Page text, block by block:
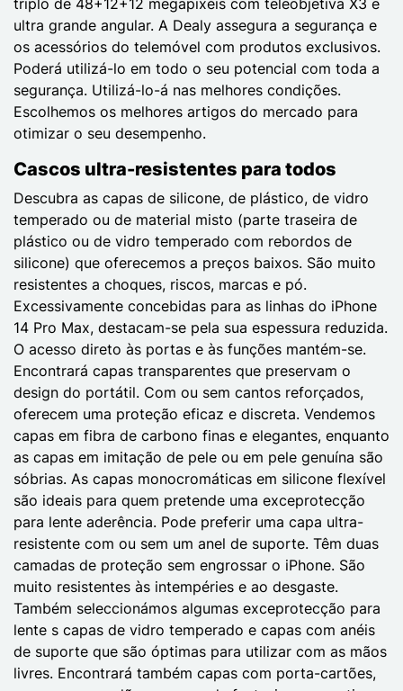
ultra grande angular. A Dealy assegura a segurança e
os acessórios do telemóvel com produtos exclusivos.
Poderá utilizá-lo em todo o seu potencial com toda a
segurança. Utilizá-lo-á nas melhores condições.
Escolhemos os melhores artigos do mercado para
otimizar o seu desempenho.
Cascos ultra-resistentes para todos
Descubra as capas de silicone, de plástico, de vidro
temperado ou de material misto (parte traseira de
plástico ou de vidro temperado com rebordos de
silicone) que oferecemos a preços baixos. São muito
resistentes a choques, riscos, marcas e pó.
Excessivamente concebidas para as linhas do iPhone
14 Pro Max, destacam-se pela sua espessura reduzida.
O acesso direto às portas e às funções mantém-se.
Encontrará capas transparentes que preservam o
design do portátil. Com ou sem cantos reforçados,
oferecem uma proteção eficaz e discreta. Vendemos
capas em fibra de carbono finas e elegantes, enquanto
as capas em imitação de pele ou em pele genuína são
sóbrias. As capas monocromáticas em silicone flexível
são ideais para quem pretende uma exceprotecção
para lente aderência. Pode preferir uma capa ultra-
resistente com ou sem um anel de suporte. Têm duas
camadas de proteção sem engrossar o iPhone. São
muito resistentes às intempéries e ao desgaste.
Também seleccionámos algumas exceprotecção para
lente s capas de vidro temperado e capas com anéis
de suporte que são óptimas para utilizar com as mãos
livres. Encontrará também capas com porta-cartões,